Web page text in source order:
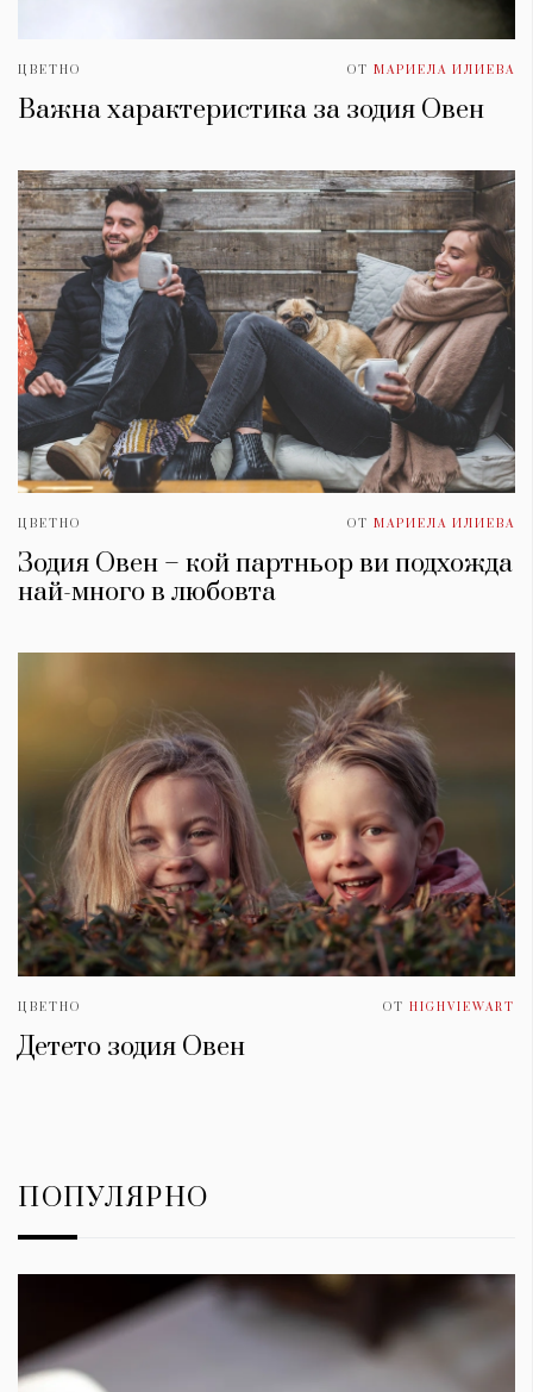
ЦВЕТНО ОТ МАРИЕЛА ИЛИЕВА
Важна характеристика за зодия Овен
ЦВЕТНО ОТ МАРИЕЛА ИЛИЕВА
Зодия Овен – кой партньор ви подхожда
най-много в любовта
ЦВЕТНО ОТ HIGHVIEWART
Детето зодия Овен
ПОПУЛЯРНО